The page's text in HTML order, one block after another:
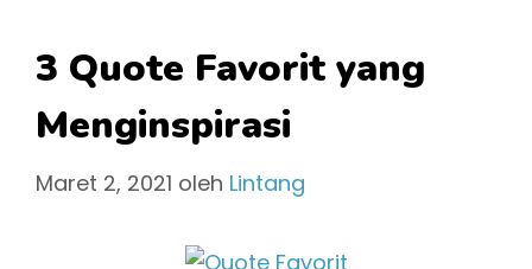
3 Quote Favorit yang
Menginspirasi
Maret 2, 2021 oleh Lintang